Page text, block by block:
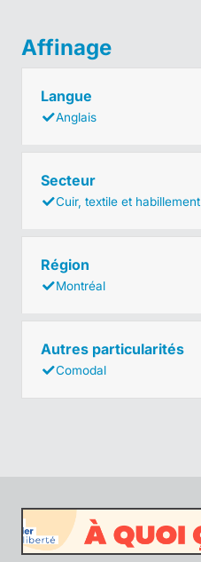
Affinage
Langue
Anglais
Secteur
Cuir, textile et habillement
Région
Montréal
Autres particularités
Comodal